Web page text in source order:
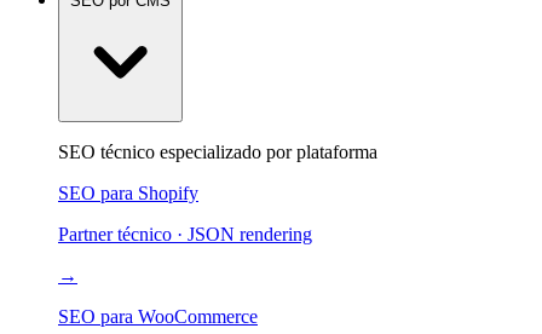
SEO técnico especializado por plataforma
SEO para Shopify
Partner técnico · JSON rendering
→
SEO para WooCommerce